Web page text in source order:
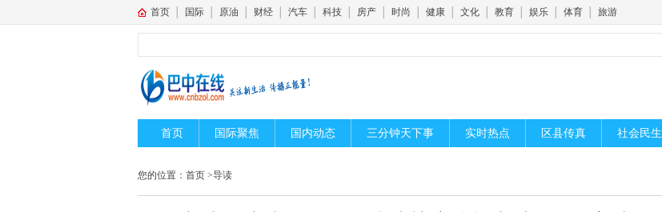
首页 国际 原油 财经 汽车 科技 房产 时尚 健康 文化 教育 娱乐 体育 旅游
首页 国际聚焦 国内动态 三分钟天下事 实时热点 区县传真 社会民生
您的位置： 首页 >导读